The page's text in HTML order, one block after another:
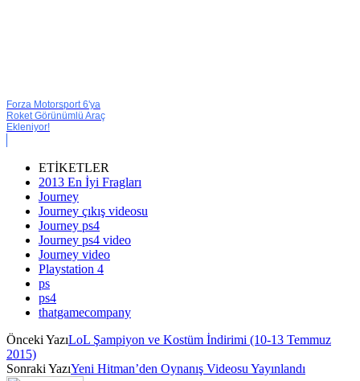
Forza Motorsport 6'ya
Roket Görünümlü Araç
Ekleniyor!
ETİKETLER
2013 En İyi Fragları
Journey
Journey çıkış videosu
Journey ps4
Journey ps4 video
Journey video
Playstation 4
ps
ps4
thatgamecompany
Önceki YazıLoL Şampiyon ve Kostüm İndirimi (10-13 Temmuz
2015)
Sonraki YazıYeni Hitman’den Oynanış Videosu Yayınlandı